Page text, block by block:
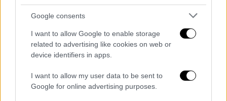
Google consents
I want to allow Google to enable storage
related to advertising like cookies on web or
device identifiers in apps.
I want to allow my user data to be sent to
Google for online advertising purposes.
καλλιτεχνική επιστροφή του μέσα από
μία συναυλία στην Κύπρο
Ένας από τους σπουδαιότερους ηθοποιούς
του Χόλιγουντ προσπαθεί να βρει ξανά τα
σεξουαλική παρενόχληση